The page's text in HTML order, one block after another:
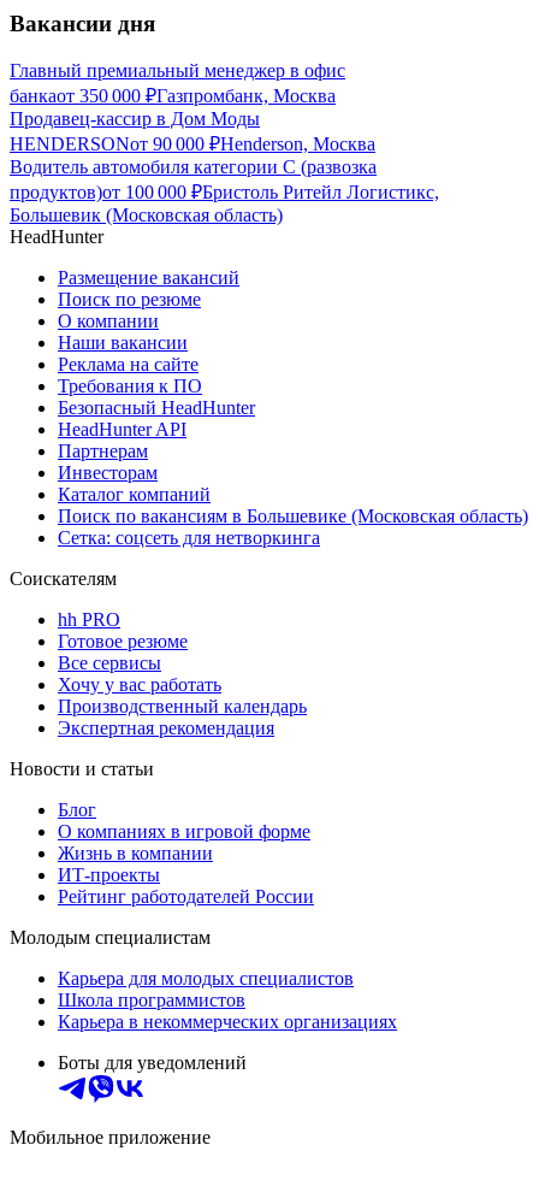
Вакансии дня
Главный премиальный менеджер в офис
банкаот 350 000 ₽Газпромбанк, Москва
Продавец-кассир в Дом Моды
HENDERSONот 90 000 ₽Henderson, Москва
Водитель автомобиля категории C (развозка
продуктов)от 100 000 ₽Бристоль Ритейл Логистикс,
Большевик (Московская область)
HeadHunter
Размещение вакансий
Поиск по резюме
О компании
Наши вакансии
Реклама на сайте
Требования к ПО
Безопасный HeadHunter
HeadHunter API
Партнерам
Инвесторам
Каталог компаний
Поиск по вакансиям в Большевике (Московская область)
Сетка: соцсеть для нетворкинга
Соискателям
hh PRO
Готовое резюме
Все сервисы
Хочу у вас работать
Производственный календарь
Экспертная рекомендация
Новости и статьи
Блог
О компаниях в игровой форме
Жизнь в компании
ИТ-проекты
Рейтинг работодателей России
Молодым специалистам
Карьера для молодых специалистов
Школа программистов
Карьера в некоммерческих организациях
Боты для уведомлений
Мобильное приложение